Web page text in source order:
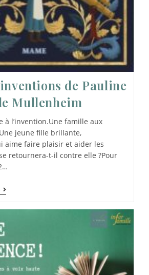
de Pauline
Mullenheim
à l’invention.Une famille aux
jeune fille brillante,
aime faire plaisir et aider les
retournera-t-il contre elle ?Pour